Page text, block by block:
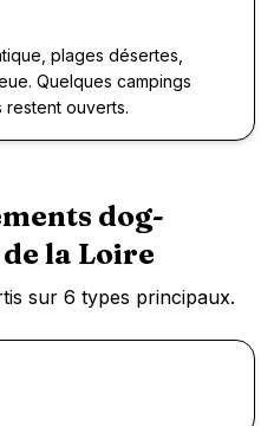
plages désertes,
Quelques campings
restent ouverts.
dog-
de la Loire
sur 6 types principaux.